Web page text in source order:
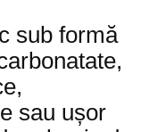
sub formă
sau ușor